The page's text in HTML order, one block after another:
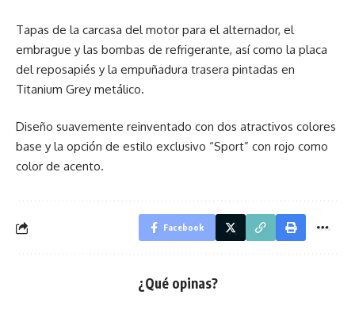
Tapas de la carcasa del motor para el alternador, el
embrague y las bombas de refrigerante, así como la placa
del reposapiés y la empuñadura trasera pintadas en
Titanium Grey metálico.
Diseño suavemente reinventado con dos atractivos colores
base y la opción de estilo exclusivo “Sport” con rojo como
color de acento.
Facebook
¿Qué opinas?